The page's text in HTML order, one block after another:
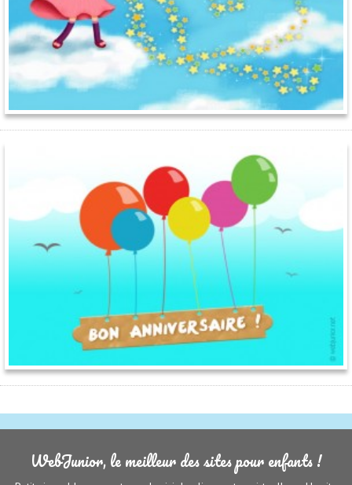
WebJunior, le meilleur des sites pour enfants !